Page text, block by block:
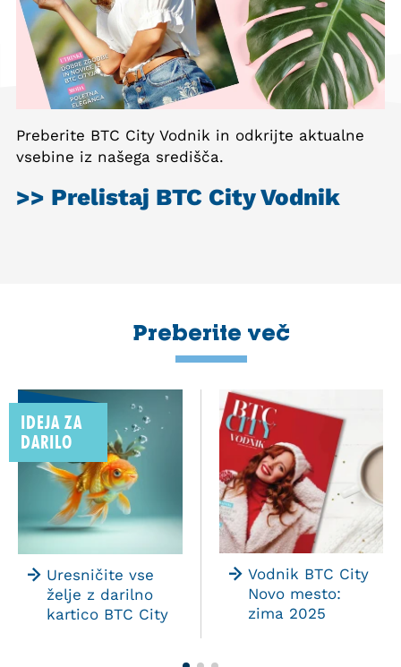
Preberite BTC City Vodnik in odkrijte aktualne
vsebine iz našega središča.
>> Prelistaj BTC City Vodnik
Preberite več
IDEJA ZA
DARILO
Uresničite vse
želje z darilno
kartico BTC City
Vodnik BTC City
Novo mesto:
zima 2025